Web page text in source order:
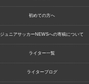
初めての方へ
ジュニアサッカーNEWSへの寄稿について
ライター一覧
ライターブログ